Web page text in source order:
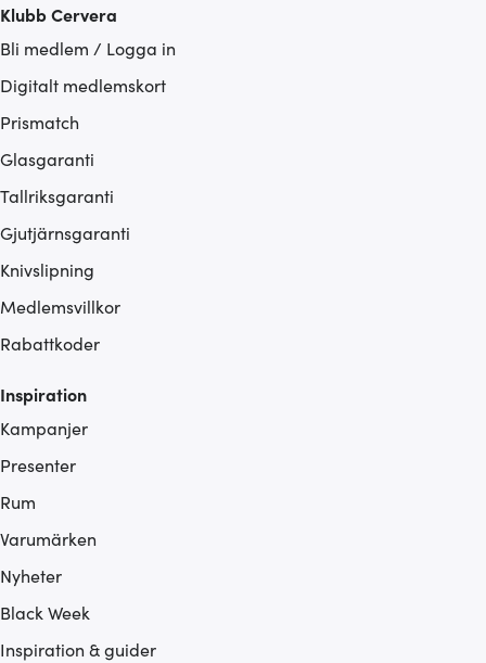
Klubb Cervera
Bli medlem / Logga in
Digitalt medlemskort
Prismatch
Glasgaranti
Tallriksgaranti
Gjutjärnsgaranti
Knivslipning
Medlemsvillkor
Rabattkoder
Inspiration
Kampanjer
Presenter
Rum
Varumärken
Nyheter
Black Week
Inspiration & guider